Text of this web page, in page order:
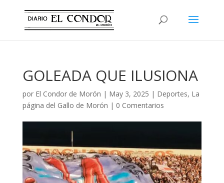
GOLEADA QUE ILUSIONA
por El Condor de Morón | May 3, 2025 | Deportes, La
página del Gallo de Morón | 0 Comentarios